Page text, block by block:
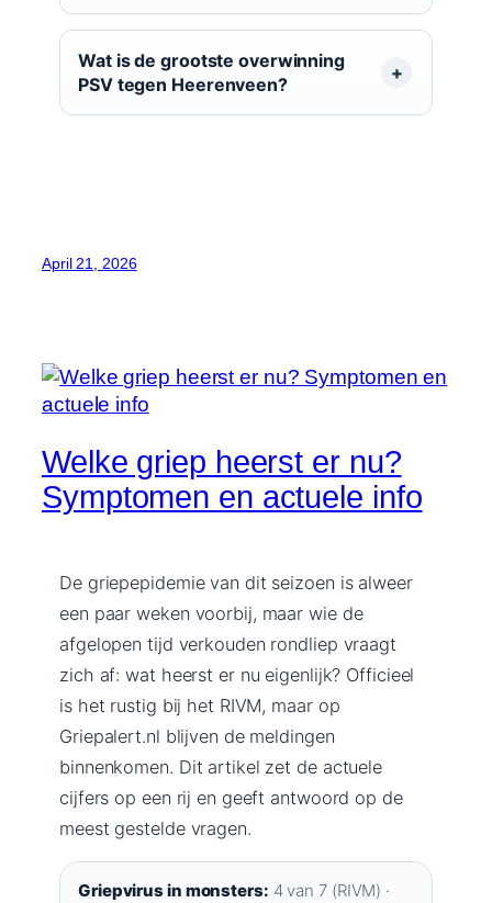
Wat is de grootste overwinning
PSV tegen Heerenveen?
April 21, 2026
Welke griep heerst er nu?
Symptomen en actuele info
De griepepidemie van dit seizoen is alweer
een paar weken voorbij, maar wie de
afgelopen tijd verkouden rondliep vraagt
zich af: wat heerst er nu eigenlijk? Officieel
is het rustig bij het RIVM, maar op
Griepalert.nl blijven de meldingen
binnenkomen. Dit artikel zet de actuele
cijfers op een rij en geeft antwoord op de
meest gestelde vragen.
Griepvirus in monsters: 4 van 7 (RIVM) ·